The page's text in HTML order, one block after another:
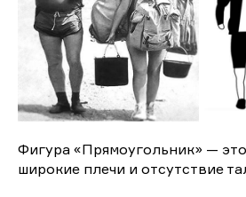
Фигура «Прямоугольник» —
широкие плечи и отсутствие